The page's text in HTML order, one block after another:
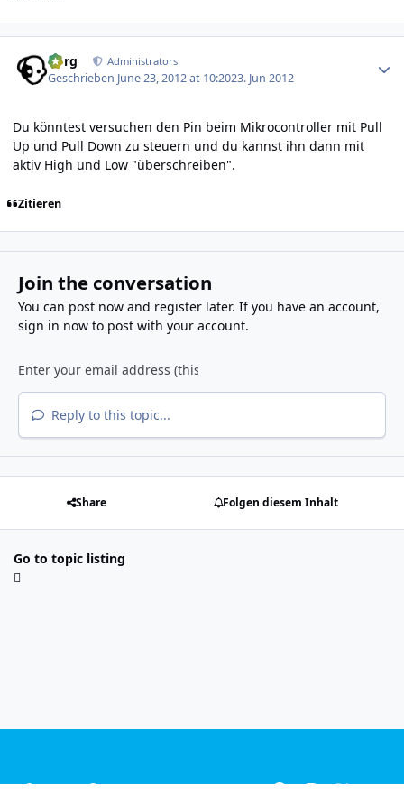
borg Administrators
Geschrieben June 23, 2012 at 10:2023. Jun 2012
Du könntest versuchen den Pin beim Mikrocontroller mit Pull
Up und Pull Down zu steuern und du kannst ihn dann mit
aktiv High und Low "überschreiben".
Zitieren
Join the conversation
You can post now and register later. If you have an account,
sign in nowto post with your account.
Reply to this topic...
Share Folgen diesem Inhalt
Go to topic listing
Light ModeDark ModeSystem Preference f i x y